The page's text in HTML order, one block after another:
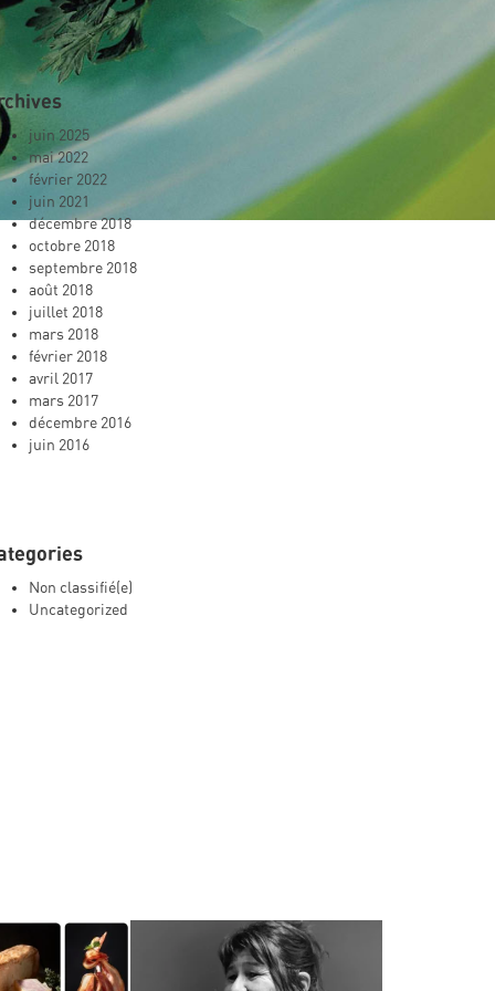
juin 2025
mai 2022
février 2022
juin 2021
décembre 2018
octobre 2018
septembre 2018
août 2018
juillet 2018
mars 2018
février 2018
avril 2017
mars 2017
décembre 2016
juin 2016
Non classifié(e)
Uncategorized